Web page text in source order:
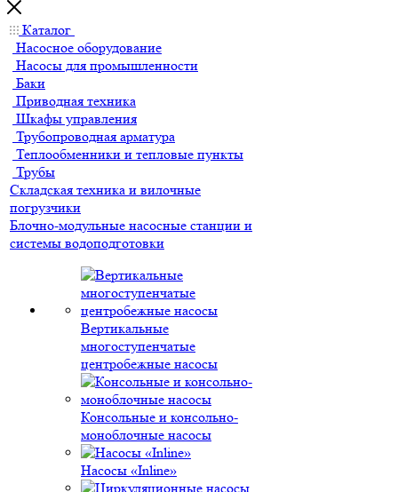
Каталог
Насосное оборудование
Насосы для промышленности
Баки
Приводная техника
Шкафы управления
Трубопроводная арматура
Теплообменники и тепловые пункты
Трубы
Складская техника и вилочные
погрузчики
Блочно-модульные насосные станции и
системы водоподготовки
Вертикальные
многоступенчатые
центробежные насосы
Консольные и консольно-
моноблочные насосы
Насосы «Inline»